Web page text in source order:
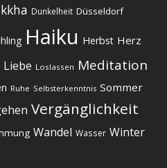
Dunkelheit Düsseldorf
Haiku Herbst Herz
Liebe Loslassen Meditation
Ruhe Selbsterkenntnis Sommer
Vergänglichkeit
Wandel Wasser Winter